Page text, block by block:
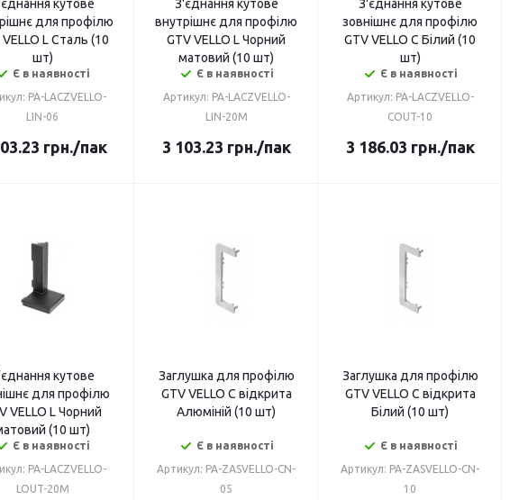
кутове
для профілю
VELLO L Сталь (10
шт)
Є в наявності
PA-LACZVELLO-
LIN-06
грн./пак
З'єднання кутове
внутрішнє для профілю
GTV VELLO L Чорний
матовий (10 шт)
Є в наявності
Артикул: PA-LACZVELLO-
LIN-20M
3 103.23 грн./пак
З'єднання кутове
зовнішнє для профілю
GTV VELLO C Білий (10
шт)
Є в наявності
Артикул: PA-LACZVELLO-
COUT-10
3 186.03 грн./пак
кутове
для профілю
VELLO L Чорний
(10 шт)
Є в наявності
PA-LACZVELLO-
LOUT-20M
Заглушка для профілю
GTV VELLO C відкрита
Алюміній (10 шт)
Є в наявності
Артикул: PA-ZASVELLO-CN-
05
Заглушка для профілю
GTV VELLO C відкрита
Білий (10 шт)
Є в наявності
Артикул: PA-ZASVELLO-CN-
10